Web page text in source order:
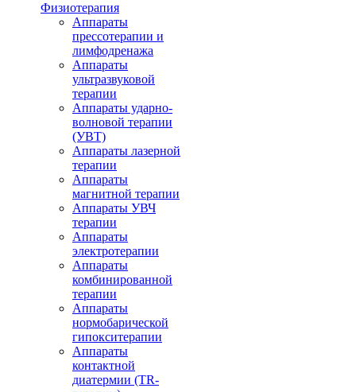
Физиотерапия
Аппараты
прессотерапии и
лимфодренажа
Аппараты
ультразвуковой
терапии
Аппараты ударно-
волновой терапии
(УВТ)
Аппараты лазерной
терапии
Аппараты
магнитной терапии
Аппараты УВЧ
терапии
Аппараты
электротерапии
Аппараты
комбинированной
терапии
Аппараты
нормобарической
гипокситерапии
Аппараты
контактной
диатермии (TR-